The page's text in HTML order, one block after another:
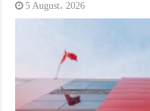
5 August، 2026